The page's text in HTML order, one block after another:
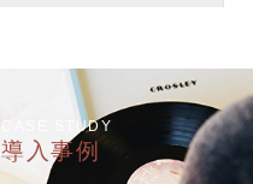
CASE STUDY
導入事例